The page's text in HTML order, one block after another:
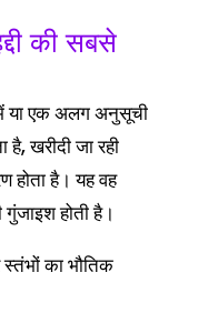
की सबसे
या एक अलग अनुसूची
खरीदी जा रही
होता है। यह वह
होती है।
का भौतिक